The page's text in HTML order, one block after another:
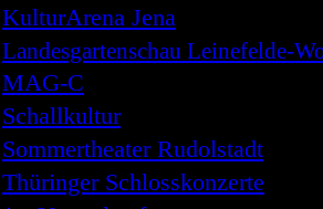
KulturArena Jena
Landesgartenschau Leinefelde-
MAG-C
Schallkultur
Sommertheater Rudolstadt
Thüringer Schlosskonzerte